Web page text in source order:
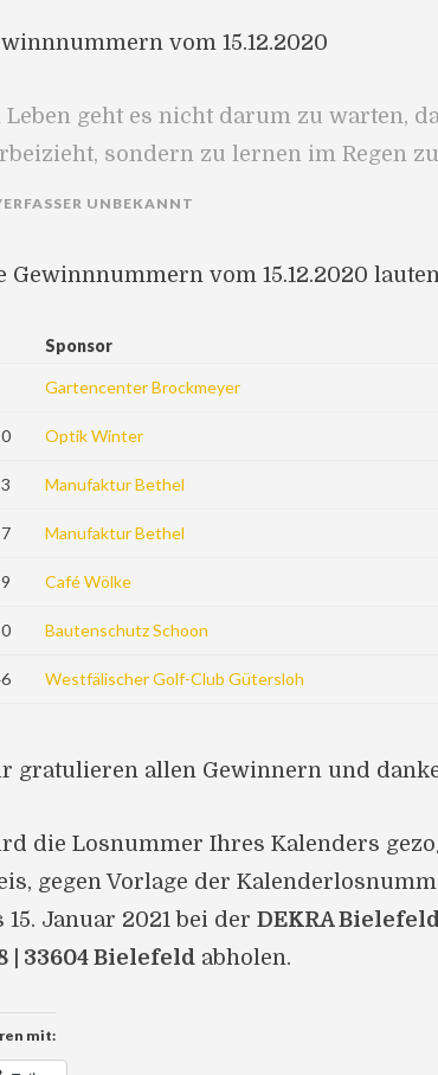
vom 15.12.2020
Leben geht es nicht darum zu warten,
sondern zu lernen im Regen
UNBEKANNT
Gewinnnummern vom 15.12.2020
Sponsor
Gartencenter Brockmeyer
Optik Winter
Manufaktur Bethel
Manufaktur Bethel
Café Wölke
Bautenschutz Schoon
Westfälischer Golf-Club Gütersloh
gratulieren allen Gewinnern und
die Losnummer Ihres Kalenders
gegen Vorlage der
15. Januar 2021 bei der DEKRA
| 33604 Bielefeld abholen.
mit: